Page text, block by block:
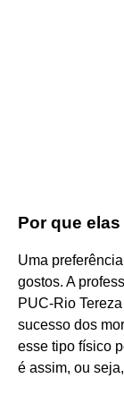
Por que
Uma
gostos. A
PUC-Rio
sucesso dos
esse tipo físico
é assim, ou